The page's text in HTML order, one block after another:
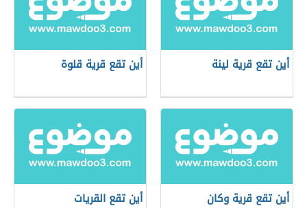
أين تقع قرية لينة أين تقع قرية قلوة
أين تقع قرية وكان أين تقع القريات